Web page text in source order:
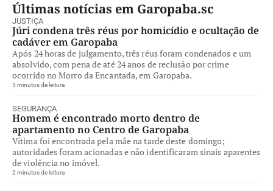
Últimas notícias em Garopaba.sc
JUSTIÇA
Júri condena três réus por homicídio e ocultação de
cadáver em Garopaba
Após 24 horas de julgamento, três réus foram condenados e um
absolvido, com pena de até 24 anos de reclusão por crime
ocorrido no Morro da Encantada, em Garopaba.
5 minutos de leitura
SEGURANÇA
Homem é encontrado morto dentro de
apartamento no Centro de Garopaba
Vítima foi encontrada pela mãe na tarde deste domingo;
autoridades foram acionadas e não identificaram sinais aparentes
de violência no imóvel.
2 minutos de leitura